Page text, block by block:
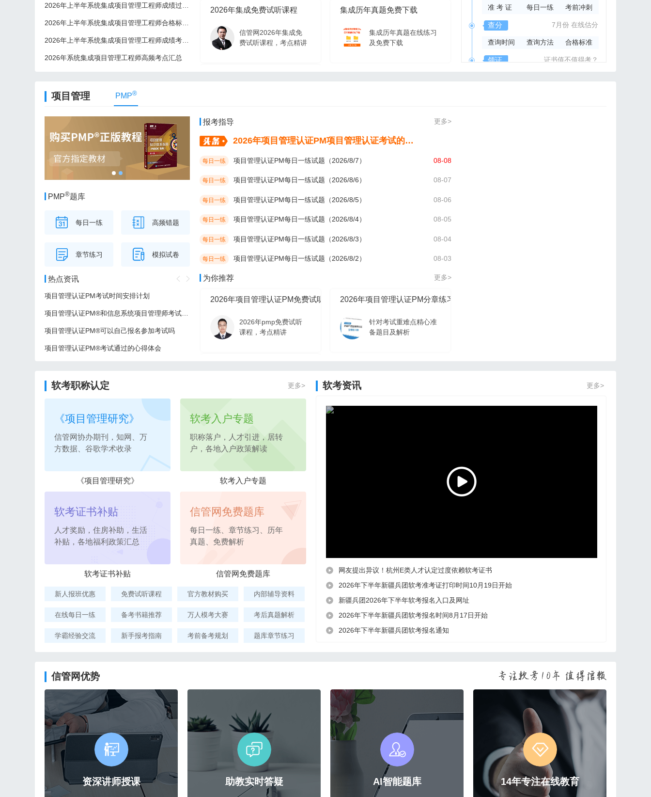
2026年系统集成项目管理工程师高频考点汇总
2026年集成免费试听课程
信管网2026年集成免
费试听课程，考点精讲
集成历年真题免费下载
集成历年真题在线练习
及免费下载
2026年集成官方指导书
2026系统集成项目管
理工程师官方指导教材
准 考 证
每日一练 考前冲刺
查分 7月份 在线估分
查询时间 查询方法 合格标准
领证 证书值不值得考？
项目管理 PMP®
PMP®题库
每日一练 高频错题
章节练习 模拟试卷
热点资讯
项目管理认证PM考试时间安排计划
项目管理认证PM®和信息系统项目管理师考试的区别
项目管理认证PM®可以自己报名参加考试吗
项目管理认证PM®考试通过的心得体会
报考指导 更多>
2026年项目管理认证PM项目管理认证考试的流程（从报名到拿证）
每日一练 项目管理认证PM每日一练试题（2026/8/7） 08-08
每日一练 项目管理认证PM每日一练试题（2026/8/6） 08-07
每日一练 项目管理认证PM每日一练试题（2026/8/5） 08-06
每日一练 项目管理认证PM每日一练试题（2026/8/4） 08-05
每日一练 项目管理认证PM每日一练试题（2026/8/3） 08-04
每日一练 项目管理认证PM每日一练试题（2026/8/2） 08-03
为你推荐 更多>
2026年项目管理认证PM免费试听课程
2026年pmp免费试听
课程，考点精讲
2026年项目管理认证PM分章练习册
针对考试重难点精心准
备题目及解析
2026年pmp免费试听
课程，考点精讲
软考职称认定 更多>
《项目管理研究》
信管网协办期刊，知网、万
方数据、谷歌学术收录
《项目管理研究》
软考入户专题
职称落户，人才引进，居转
户，各地入户政策解读
软考入户专题
软考证书补贴
人才奖励，住房补助，生活
补贴，各地福利政策汇总
软考证书补贴
信管网免费题库
每日一练、章节练习、历年
真题、免费解析
信管网免费题库
新人报班优惠 免费试听课程 官方教材购买 内部辅导资料
在线每日一练 备考书籍推荐 万人模考大赛 考后真题解析
学霸经验交流 新手报考指南 考前备考规划 题库章节练习
软考资讯 更多>
网友提出异议！杭州E类人才认定过度依赖软考证书
2026年下半年新疆兵团软考准考证打印时间10月19日开始
新疆兵团2026年下半年软考报名入口及网址
2026年下半年新疆兵团软考报名时间8月17日开始
2026年下半年新疆兵团软考报名通知
信管网优势
资深讲师授课 助教实时答疑 AI智能题库 14年专注在线教育